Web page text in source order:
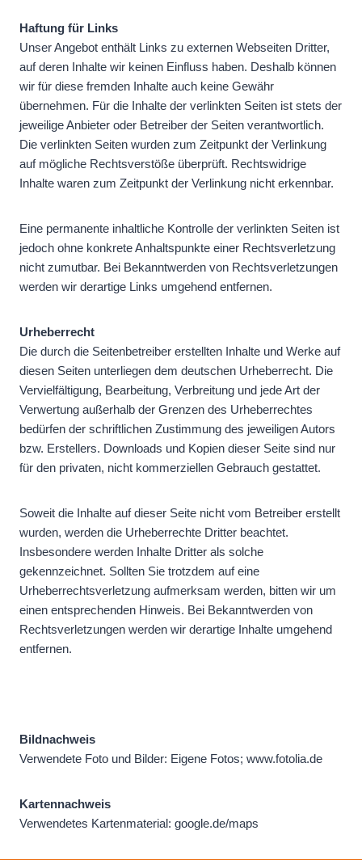
Haftung für Links
Unser Angebot enthält Links zu externen Webseiten Dritter,
auf deren Inhalte wir keinen Einfluss haben. Deshalb können
wir für diese fremden Inhalte auch keine Gewähr
übernehmen. Für die Inhalte der verlinkten Seiten ist stets der
jeweilige Anbieter oder Betreiber der Seiten verantwortlich.
Die verlinkten Seiten wurden zum Zeitpunkt der Verlinkung
auf mögliche Rechtsverstöße überprüft. Rechtswidrige
Inhalte waren zum Zeitpunkt der Verlinkung nicht erkennbar.
Eine permanente inhaltliche Kontrolle der verlinkten Seiten ist
jedoch ohne konkrete Anhaltspunkte einer Rechtsverletzung
nicht zumutbar. Bei Bekanntwerden von Rechtsverletzungen
werden wir derartige Links umgehend entfernen.
Urheberrecht
Die durch die Seitenbetreiber erstellten Inhalte und Werke auf
diesen Seiten unterliegen dem deutschen Urheberrecht. Die
Vervielfältigung, Bearbeitung, Verbreitung und jede Art der
Verwertung außerhalb der Grenzen des Urheberrechtes
bedürfen der schriftlichen Zustimmung des jeweiligen Autors
bzw. Erstellers. Downloads und Kopien dieser Seite sind nur
für den privaten, nicht kommerziellen Gebrauch gestattet.
Soweit die Inhalte auf dieser Seite nicht vom Betreiber erstellt
wurden, werden die Urheberrechte Dritter beachtet.
Insbesondere werden Inhalte Dritter als solche
gekennzeichnet. Sollten Sie trotzdem auf eine
Urheberrechtsverletzung aufmerksam werden, bitten wir um
einen entsprechenden Hinweis. Bei Bekanntwerden von
Rechtsverletzungen werden wir derartige Inhalte umgehend
entfernen.
Bildnachweis
Verwendete Foto und Bilder: Eigene Fotos; www.fotolia.de
Kartennachweis
Verwendetes Kartenmaterial: google.de/maps